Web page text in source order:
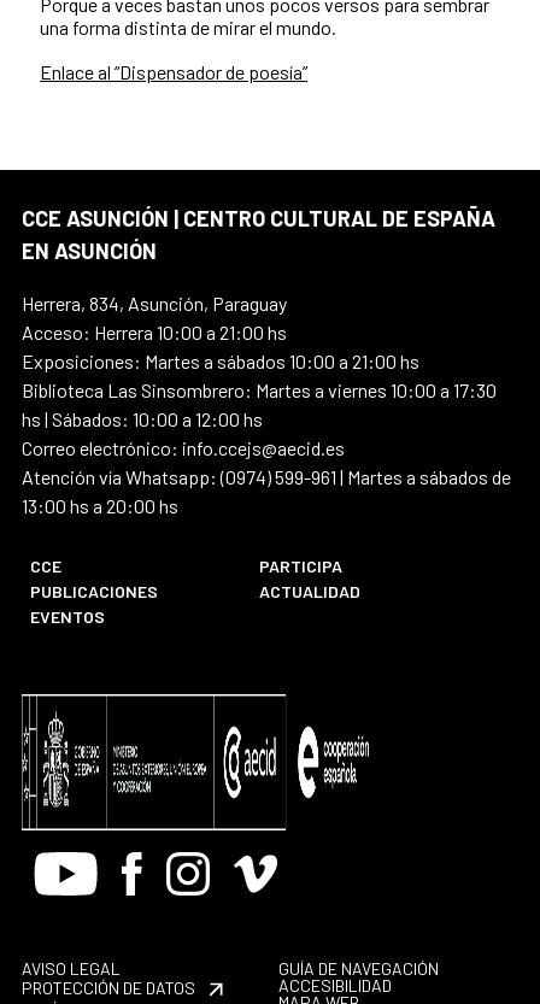
Porque a veces bastan unos pocos versos para sembrar
una forma distinta de mirar el mundo.
Enlace al “Dispensador de poesía”
CCE ASUNCIÓN | CENTRO CULTURAL DE ESPAÑA
EN ASUNCIÓN
Herrera, 834, Asunción, Paraguay
Acceso: Herrera 10:00 a 21:00 hs
Exposiciones: Martes a sábados 10:00 a 21:00 hs
Biblioteca Las Sinsombrero: Martes a viernes 10:00 a 17:30
hs | Sábados: 10:00 a 12:00 hs
Correo electrónico: info.ccejs@aecid.es
Atención vía Whatsapp: (0974) 599-961 | Martes a sábados de
13:00 hs a 20:00 hs
CCE
PARTICIPA
PUBLICACIONES
ACTUALIDAD
EVENTOS
Youtube FacebookInstagram
Vimeo
AVISO LEGAL
PROTECCIÓN DE DATOS
GUÍA DE NAVEGACIÓN
ACCESIBILIDAD